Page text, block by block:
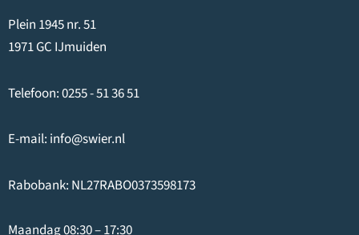
Plein 1945 nr. 51
1971 GC IJmuiden
Telefoon:0255 - 51 36 51
E-mail: info@swier.nl
Rabobank: NL27RABO0373598173
Maandag 08:30 – 17:30